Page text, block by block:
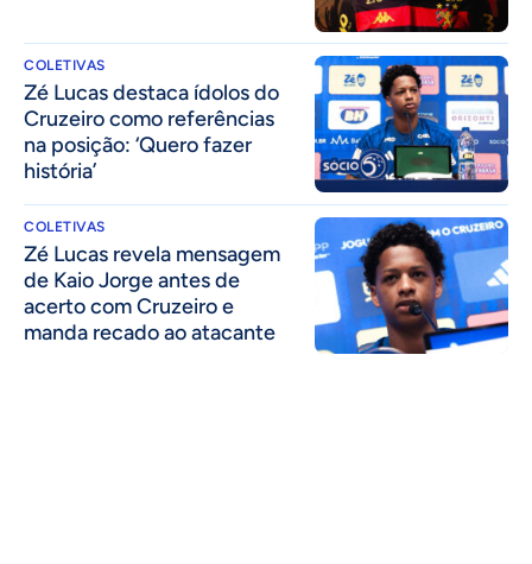
COLETIVAS
Zé Lucas destaca ídolos do
Cruzeiro como referências
na posição: ‘Quero fazer
história’
COLETIVAS
Zé Lucas revela mensagem
de Kaio Jorge antes de
acerto com Cruzeiro e
manda recado ao atacante